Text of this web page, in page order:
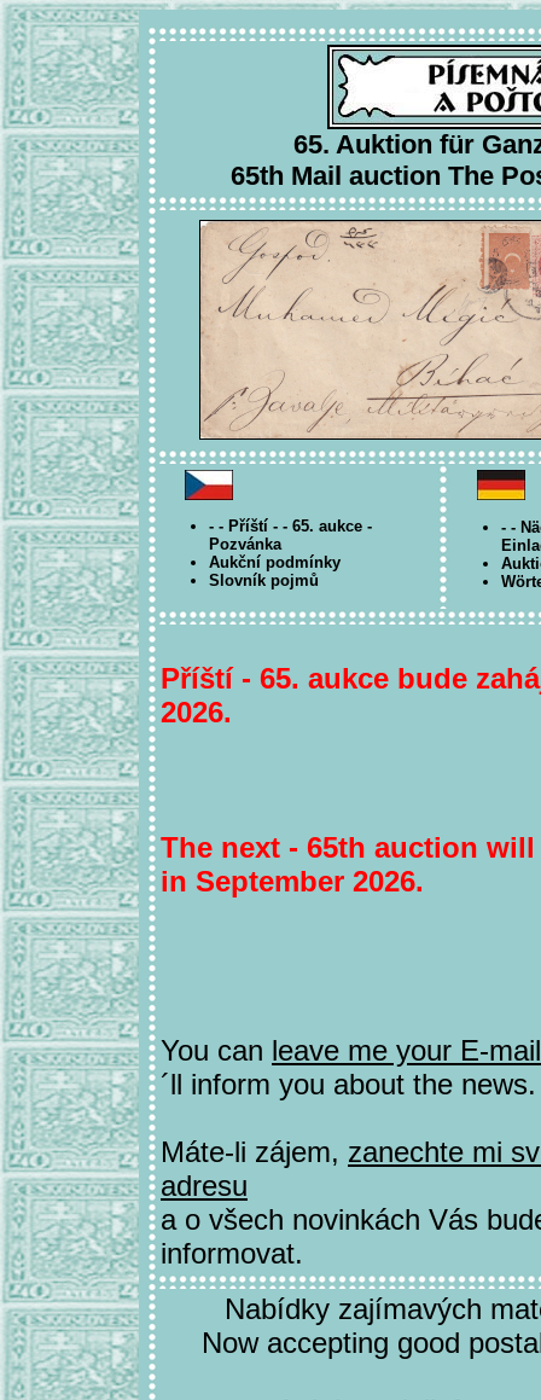
65. Auktion für
65th Mail auction The
- - Příští - - 65. aukce -
Pozvánka
Aukční podmínky
Slovník pojmů
- -
Příští - 65. aukce bude
2026.
The next - 65th auction
in September 2026.
You can leave me your E-
´ll inform you about the news.
Máte-li zájem, zanechte mi
adresu
a o všech novinkách Vás
informovat.
Nabídky zajímavých
Now accepting good